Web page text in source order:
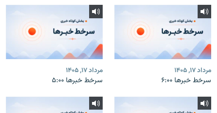
مرداد ۱۷, ۱۴۰۵
سرخط خبرها ۶:۰۰
مرداد ۱۷, ۱۴۰۵
سرخط خبرها ۵:۰۰